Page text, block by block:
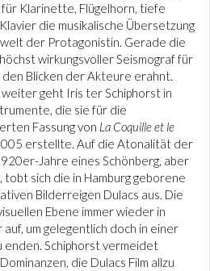
Klarinette, Flügelhorn, tiefe
die musikalische Übersetzung
der Protagonistin. Gerade die
wirkungsvoller Seismograf für
Blicken der Akteure erahnt.
geht Iris ter Schiphorst in
die sie für die
Fassung von La Coquille et le
erstellte. Auf die Atonalität der
Jahre eines Schönberg, aber
sich die in Hamburg geborene
Bilderreigen Dulacs aus. Die
Ebene immer wieder in
um gelegentlich doch in einer
Schiphorst vermeidet
die Dulacs Film allzu